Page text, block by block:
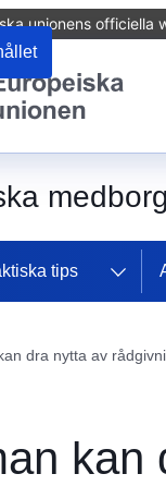
unionens officiella
tips
dra nytta av
kan